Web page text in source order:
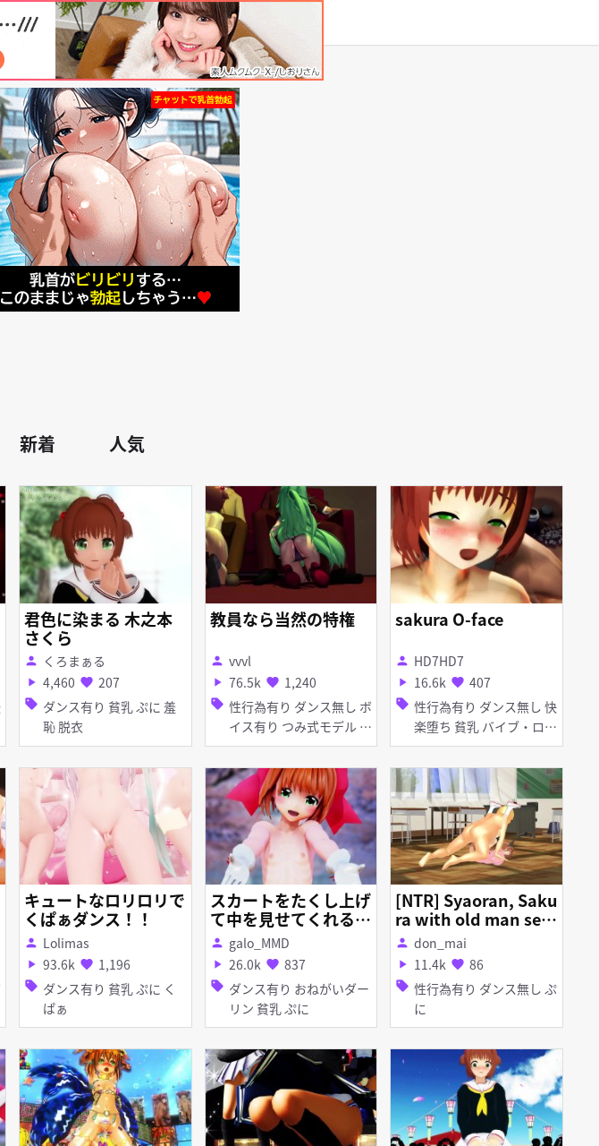
search キャラ 作者 タグ 原作
新着 人気
君色に染まる 木之本
さくら
person くろまぁる
play_arrow 4,460 favorite 207
sell ダンス有り 貧乳 ぷに 羞
恥 脱衣
教員なら当然の特権
person vvvl
play_arrow 76.5k favorite 1,240
sell 性行為有り ダンス無し ボ
イス有り つみ式モデル ぷ
に ディープスロート フェ
ラ
sakura O-face
person HD7HD7
play_arrow 16.6k favorite 407
sell 性行為有り ダンス無し 快
楽堕ち 貧乳 バイブ・ロー
ター アヘ顔 顔射 フェラ
キュートなロリロリで
くぱぁダンス！！
person Lolimas
play_arrow 93.6k favorite 1,196
sell ダンス有り 貧乳 ぷに く
ぱぁ
スカートをたくし上げ
て中を見せてくれるさ
くらちゃんに「ばっか
じゃないの」って言わ
れるおねがいダーリン
person galo_MMD
play_arrow 26.0k favorite 837
sell ダンス有り おねがいダー
リン 貧乳 ぷに
[NTR] Syaoran, Saku
ra with old man sex
(part 4) no sound
person don_mai
play_arrow 11.4k favorite 86
sell 性行為有り ダンス無し ぷ
に